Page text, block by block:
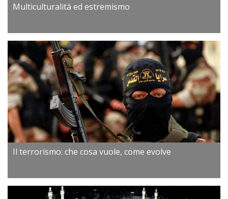
Multiculturalità ed estremismo
Il terrorismo: che cosa vuole, come evolve